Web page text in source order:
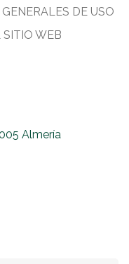
DE USO
SITIO WEB
Almería